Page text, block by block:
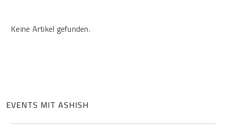
Keine Artikel gefunden.
EVENTS MIT ASHISH